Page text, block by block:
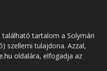
tartalom a Solymári
szellemi tulajdona. Azzal,
oldalára, elfogadja az